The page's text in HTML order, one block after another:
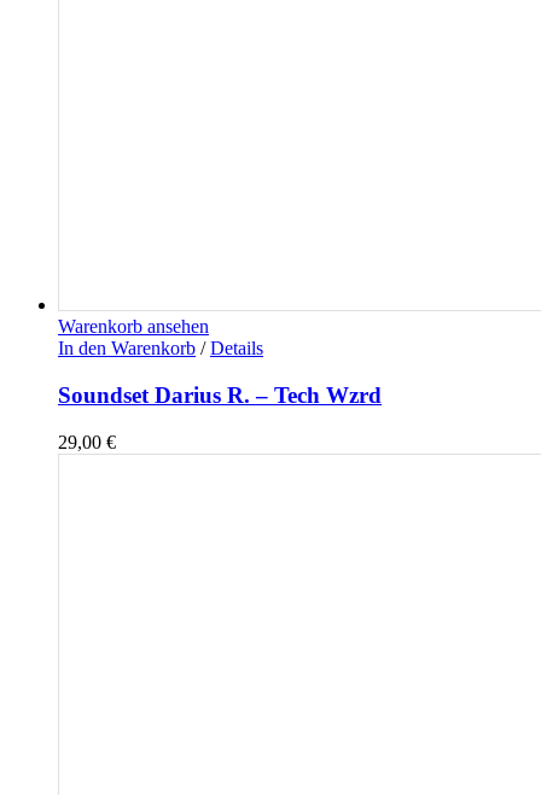
Warenkorb ansehen
In den Warenkorb / Details
Soundset Darius R. – Tech Wzrd
29,00 €